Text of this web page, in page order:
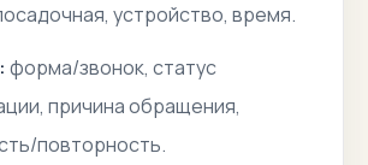
устройство, время.
форма/звонок, статус
причина обращения,
повторность.